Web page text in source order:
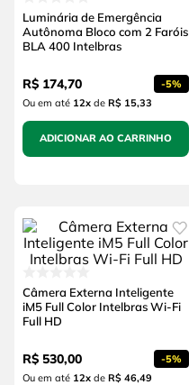
Luminária de Emergência
Autônoma Bloco com 2 Faróis
BLA 400 Intelbras
R$ 174,70 -5%
Ou em até 12xde R$ 15,33
ADICIONAR AO CARRINHO
Câmera Externa Inteligente
iM5 Full Color Intelbras Wi-Fi
Full HD
R$ 530,00 -5%
Ou em até 12xde R$ 46,49